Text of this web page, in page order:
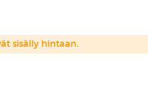
sisälly hintaan.